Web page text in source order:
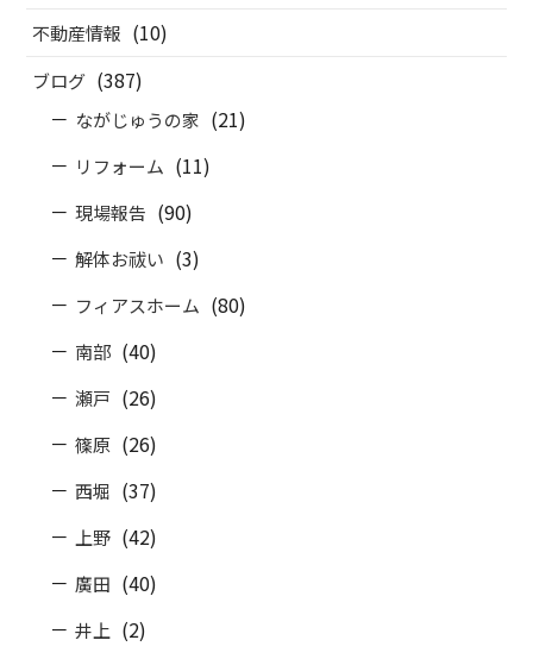
不動産情報 (10)
ブログ (387)
ながじゅうの家 (21)
リフォーム (11)
現場報告 (90)
解体お祓い (3)
フィアスホーム (80)
南部 (40)
瀬戸 (26)
篠原 (26)
西堀 (37)
上野 (42)
廣田 (40)
井上 (2)